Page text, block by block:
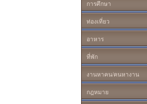
การศึกษา
ท่องเที่ยว
อาหาร
ที่พัก
งานหาคน/คนหางาน
กฎหมาย